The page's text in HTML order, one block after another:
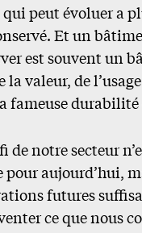
peut évoluer a
Et un
est souvent un
la valeur, de
fameuse durabilité
de notre secteur
pour aujourd’hui,
futures
ce que nous